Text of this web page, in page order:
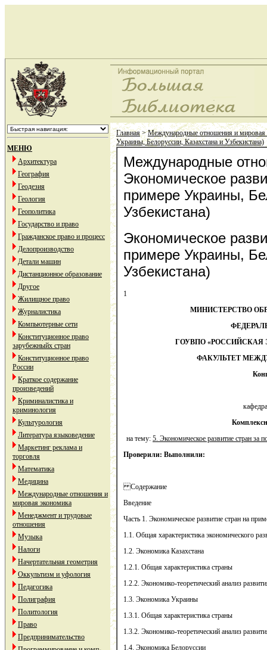
МЕНЮ
Архитектура
География
Геодезия
Геология
Геополитика
Государство и право
Гражданское право и процесс
Делопроизводство
Детали машин
Дистанционное образование
Другое
Жилищное право
Журналистика
Компьютерные сети
Конституционное право
зарубежныйх стран
Конституционное право
России
Краткое содержание
произведений
Криминалистика и
криминология
Культурология
Литература языковедение
Маркетинг реклама и
торговля
Математика
Медицина
Международные отношения и
мировая экономика
Менеджмент и трудовые
отношения
Музыка
Налоги
Начертательная геометрия
Оккультизм и уфология
Педагогика
Полиграфия
Политология
Право
Предпринимательство
Главная>Международные отношения и мировая
Украины, Белоруссии, Казахстана и Узбекистана)
Международные
Экономическое
примере Украины,
Узбекистана)
Экономическое
примере Украины,
Узбекистана)
1
МИНИСТЕРСТВО
ГОУВПО «РОССИЙСКАЯ
ФАКУЛЬТЕТ
на тему: 5. Экономическое развитие стран за
Проверили: Выполнили:
Содержание
Введение
Часть 1. Экономическое развитие стран на
1.1. Общая характеристика экономического
1.2. Экономика Казахстана
1.2.1. Общая характеристика страны
1.2.2. Экономико-теоретический анализ
1.3. Экономика Украины
1.3.1. Общая характеристика страны
1.3.2. Экономико-теоретический анализ
1.4. Экономика Белоруссии